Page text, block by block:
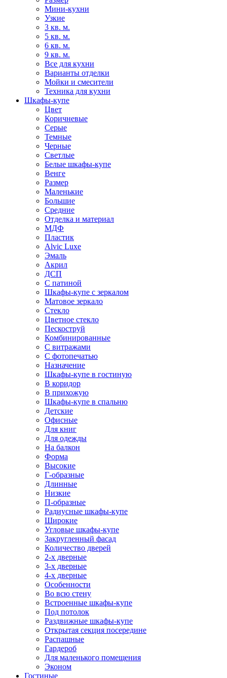
Мини-кухни
Узкие
3 кв. м.
5 кв. м.
6 кв. м.
9 кв. м.
Все для кухни
Варианты отделки
Мойки и смесители
Техника для кухни
Шкафы-купе
Цвет
Коричневые
Серые
Темные
Черные
Светлые
Белые шкафы-купе
Венге
Размер
Маленькие
Большие
Средние
Отделка и материал
МДФ
Пластик
Alvic Luxe
Эмаль
Акрил
ДСП
С патиной
Шкафы-купе с зеркалом
Матовое зеркало
Стекло
Цветное стекло
Пескоструй
Комбинированные
С витражами
С фотопечатью
Назначение
Шкафы-купе в гостиную
В коридор
В прихожую
Шкафы-купе в спальню
Детские
Офисные
Для книг
Для одежды
На балкон
Форма
Высокие
Г-образные
Длинные
Низкие
П-образные
Радиусные шкафы-купе
Широкие
Угловые шкафы-купе
Закругленный фасад
Количество дверей
2-х дверные
3-х дверные
4-х дверные
Особенности
Во всю стену
Встроенные шкафы-купе
Под потолок
Раздвижные шкафы-купе
Открытая секция посередине
Распашные
Гардероб
Для маленького помещения
Эконом
Гостиные